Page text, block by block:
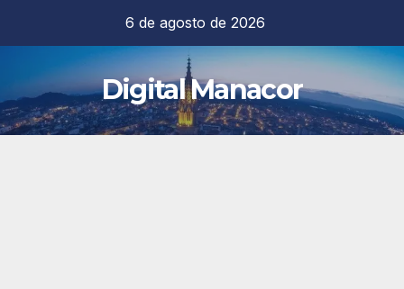
contenido
6 de agosto de 2026
Digital Manacor